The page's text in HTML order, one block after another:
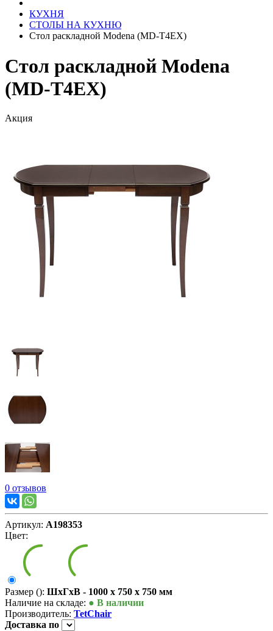
КУХНЯ
СТОЛЫ НА КУХНЮ
Стол раскладной Modena (MD-T4EX)
Стол раскладной Modena
(MD-T4EX)
Акция
0 отзывов
Артикул: А198353
Цвет:
Размер (): ШxГxВ - 1000 x 750 x 750 мм
Наличие на складе: ● В наличии
Производитель: TetChair
Доставка по